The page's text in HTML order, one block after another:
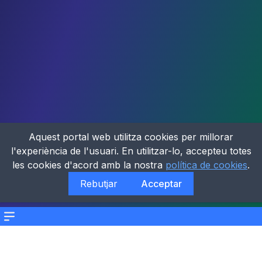
Menu
Aquest portal web utilitza cookies per millorar
l'experiència de l'usuari. En utilitzar-lo, accepteu totes
les cookies d'acord amb la nostra política de cookies.
Rebutjar
Acceptar